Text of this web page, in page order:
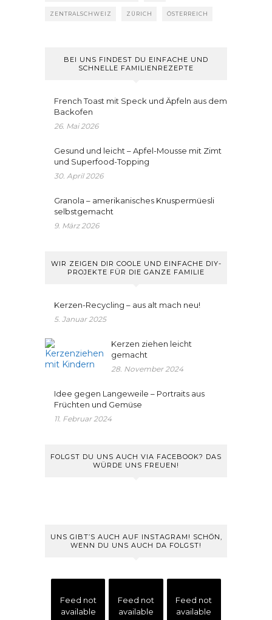
ZENTRALSCHWEIZ ZÜRICH ÖSTERREICH
BEI UNS FINDEST DU EINFACHE UND
SCHNELLE FAMILIENREZEPTE
French Toast mit Speck und Äpfeln aus dem
Backofen
26. Mai 2026
Gesund und leicht – Apfel-Mousse mit Zimt
und Superfood-Topping
30. April 2026
Granola – amerikanisches Knuspermüesli
selbstgemacht
9. März 2026
WIR ZEIGEN DIR COOLE UND EINFACHE DIY-
PROJEKTE FÜR DIE GANZE FAMILIE
Kerzen-Recycling – aus alt mach neu!
5. Januar 2025
Kerzen ziehen leicht
gemacht
28. November 2024
Idee gegen Langeweile – Portraits aus
Früchten und Gemüse
11. Februar 2024
FOLGST DU UNS AUCH VIA FACEBOOK? DAS
WÜRDE UNS FREUEN!
UNS GIBT’S AUCH AUF INSTAGRAM! SCHÖN,
WENN DU UNS AUCH DA FOLGST!
Feed not
available
Feed not
available
Feed not
available